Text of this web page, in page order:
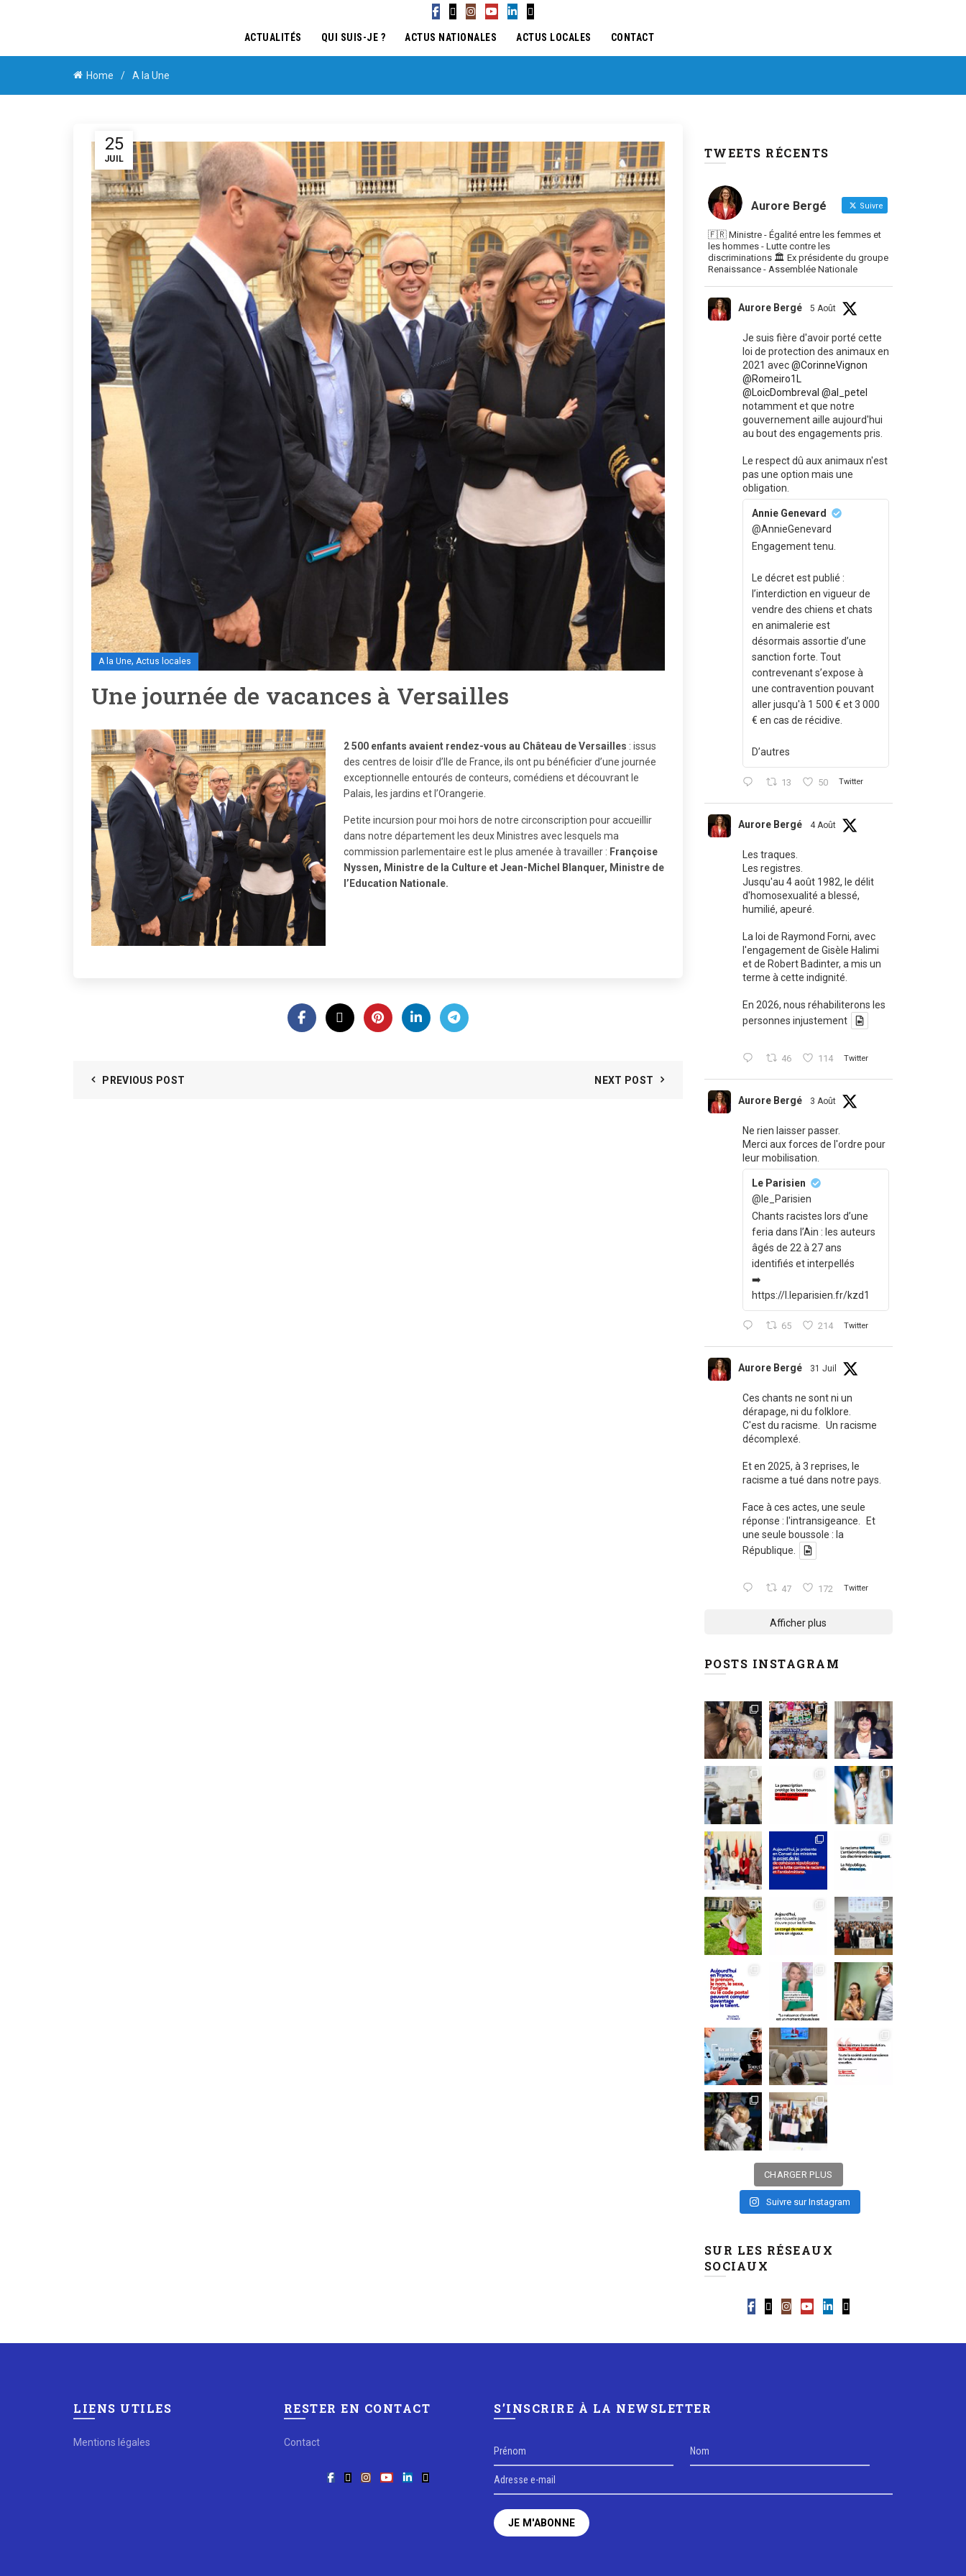
ACTUALITÉS QUI SUIS-JE ? ACTUS NATIONALES ACTUS LOCALES CONTACT
Home A la Une
25
JUIL
A la Une, Actus locales
Une journée de vacances à Versailles
2 500 enfants avaient rendez-vous au Château de Versailles : issus
des centres de loisir d’Ile de France, ils ont pu bénéficier d’une journée
exceptionnelle entourés de conteurs, comédiens et découvrant le
Palais, les jardins et l’Orangerie.
Petite incursion pour moi hors de notre circonscription pour accueillir
dans notre département les deux Ministres avec lesquels ma
commission parlementaire est le plus amenée à travailler : Françoise
Nyssen, Ministre de la Culture et Jean-Michel Blanquer, Ministre de
l’Education Nationale.
PREVIOUS POST NEXT POST
TWEETS RÉCENTS
Aurore Bergé Suivre
🇫🇷 Ministre - Égalité entre les femmes et
les hommes - Lutte contre les
discriminations 🏛 Ex présidente du groupe
Renaissance - Assemblée Nationale
Aurore Bergé 5 Août
Je suis fière d'avoir porté cette
loi de protection des animaux en
2021 avec@CorinneVignon
@Romeiro1L
@LoicDombreval @al_petel
notamment et que notre
gouvernement aille aujourd'hui
au bout des engagements pris.
Le respect dû aux animaux n'est
pas une option mais une
obligation.
Annie Genevard
@AnnieGenevard
Engagement tenu.
Le décret est publié :
l’interdiction en vigueur de
vendre des chiens et chats
en animalerie est
désormais assortie d’une
sanction forte. Tout
contrevenant s’expose à
une contravention pouvant
aller jusqu'à 1 500 € et 3 000
€ en cas de récidive.
D’autres
13 50 Twitter
Aurore Bergé 4 Août
Les traques.
Les registres.
Jusqu'au 4 août 1982, le délit
d'homosexualité a blessé,
humilié, apeuré.
La loi de Raymond Forni, avec
l'engagement de Gisèle Halimi
et de Robert Badinter, a mis un
terme à cette indignité.
En 2026, nous réhabiliterons les
personnes injustement
46 114 Twitter
Aurore Bergé 3 Août
Ne rien laisser passer.
Merci aux forces de l'ordre pour
leur mobilisation.
Le Parisien
@le_Parisien
Chants racistes lors d’une
feria dans l’Ain : les auteurs
âgés de 22 à 27 ans
identifiés et interpellés
➡️
https://l.leparisien.fr/kzd1
65 214 Twitter
Aurore Bergé 31 Juil
Ces chants ne sont ni un
dérapage, ni du folklore.
C'est du racisme. Un racisme
décomplexé.
Et en 2025, à 3 reprises, le
racisme a tué dans notre pays.
Face à ces actes, une seule
réponse : l'intransigeance. Et
une seule boussole : la
République.
47 172 Twitter
Afficher plus
POSTS INSTAGRAM
CHARGER PLUS
Suivre sur Instagram
SUR LES RÉSEAUX
SOCIAUX
LIENS UTILES
Mentions légales
RESTER EN CONTACT
Contact
S’INSCRIRE À LA NEWSLETTER